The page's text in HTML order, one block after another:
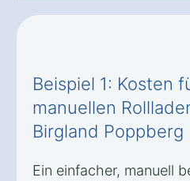
Beispiel 1: Kosten
manuellen
Birgland Poppberg
Ein einfacher, manuell